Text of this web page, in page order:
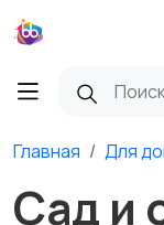
Главная Для
Сад и